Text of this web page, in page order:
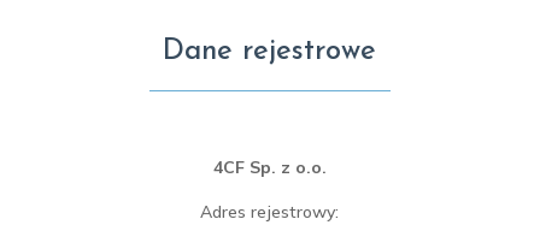
Dane rejestrowe
4CF Sp. z o.o.
Adres rejestrowy: